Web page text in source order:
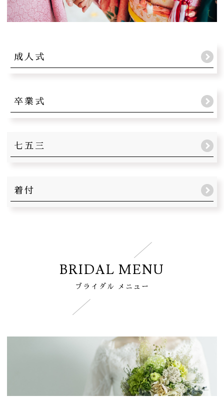
成人式
卒業式
七五三
着付
BRIDAL MENU
ブライダル メニュー